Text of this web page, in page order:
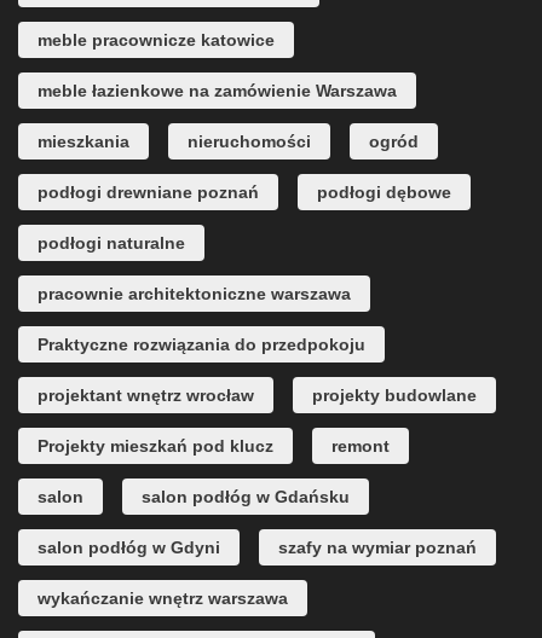
meble pracownicze katowice
meble łazienkowe na zamówienie Warszawa
mieszkania nieruchomości ogród
podłogi drewniane poznań podłogi dębowe
podłogi naturalne
pracownie architektoniczne warszawa
Praktyczne rozwiązania do przedpokoju
projektant wnętrz wrocław projekty budowlane
Projekty mieszkań pod klucz remont
salon salon podłóg w Gdańsku
salon podłóg w Gdyni szafy na wymiar poznań
wykańczanie wnętrz warszawa